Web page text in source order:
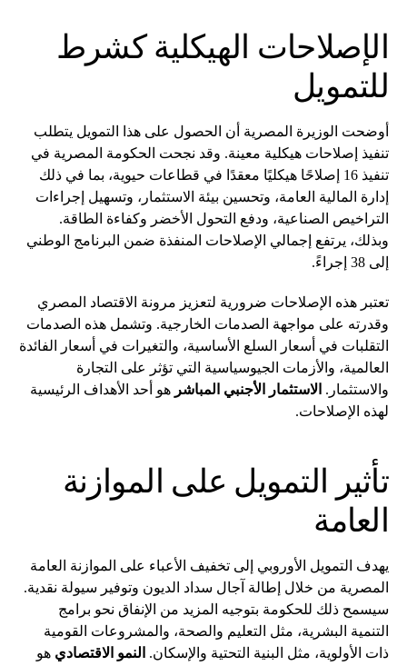
الإصلاحات الهيكلية كشرط
للتمويل
أوضحت الوزيرة المصرية أن الحصول على هذا التمويل يتطلب
تنفيذ إصلاحات هيكلية معينة. وقد نجحت الحكومة المصرية في
تنفيذ 16 إصلاحًا هيكليًا معقدًا في قطاعات حيوية، بما في ذلك
إدارة المالية العامة، وتحسين بيئة الاستثمار، وتسهيل إجراءات
التراخيص الصناعية، ودفع التحول الأخضر وكفاءة الطاقة.
وبذلك، يرتفع إجمالي الإصلاحات المنفذة ضمن البرنامج الوطني
إلى 38 إجراءً.
تعتبر هذه الإصلاحات ضرورية لتعزيز مرونة الاقتصاد المصري
وقدرته على مواجهة الصدمات الخارجية. وتشمل هذه الصدمات
التقلبات في أسعار السلع الأساسية، والتغيرات في أسعار الفائدة
العالمية، والأزمات الجيوسياسية التي تؤثر على التجارة
والاستثمار. الاستثمار الأجنبي المباشر هو أحد الأهداف الرئيسية
لهذه الإصلاحات.
تأثير التمويل على الموازنة
العامة
يهدف التمويل الأوروبي إلى تخفيف الأعباء على الموازنة العامة
المصرية من خلال إطالة آجال سداد الديون وتوفير سيولة نقدية.
سيسمح ذلك للحكومة بتوجيه المزيد من الإنفاق نحو برامج
التنمية البشرية، مثل التعليم والصحة، والمشروعات القومية
ذات الأولوية، مثل البنية التحتية والإسكان. النمو الاقتصادي هو